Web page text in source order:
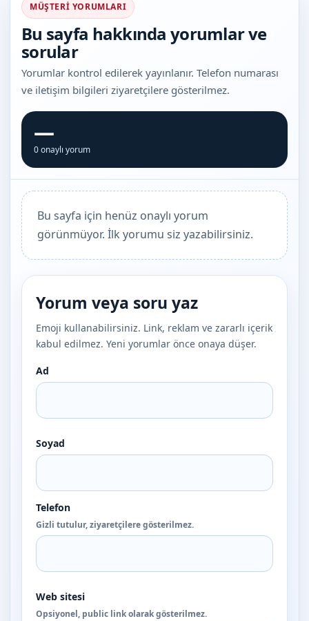
MÜŞTERI YORUMLARI
Bu sayfa hakkında yorumlar ve
sorular
Yorumlar kontrol edilerek yayınlanır. Telefon numarası
ve iletişim bilgileri ziyaretçilere gösterilmez.
—
0 onaylı yorum
Bu sayfa için henüz onaylı yorum
görünmüyor. İlk yorumu siz yazabilirsiniz.
Yorum veya soru yaz
Emoji kullanabilirsiniz. Link, reklam ve zararlı içerik
kabul edilmez. Yeni yorumlar önce onaya düşer.
Ad
Soyad
Telefon
Gizli tutulur, ziyaretçilere gösterilmez.
Web sitesi
Opsiyonel, public link olarak gösterilmez.